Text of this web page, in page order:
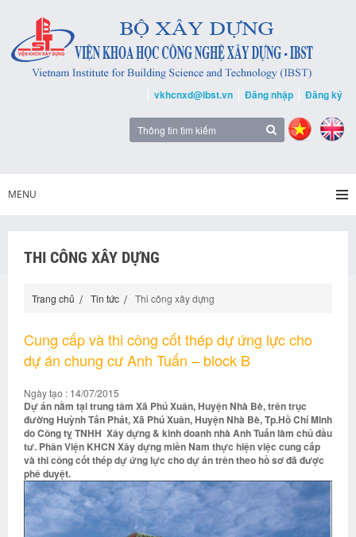
vkhcnxd@ibst.vn Đăng nhập Đăng ký
MENU
THI CÔNG XÂY DỰNG
Trang chủ Tin tức Thi công xây dựng
Cung cấp và thi công cốt thép dự ứng lực cho
dự án chung cư Anh Tuấn – block B
Ngày tạo : 14/07/2015
Dự án nằm tại trung tâm Xã Phú Xuân, Huyện Nhà Bè, trên trục
đường Huỳnh Tấn Phát, Xã Phú Xuân, Huyện Nhà Bè, Tp.Hồ Chí Minh
do Công tỵ TNHH Xây dựng & kinh doanh nhà Anh Tuấn làm chủ đầu
tư. Phân Viện KHCN Xây dựng miền Nam thực hiện việc cung cấp
và thi công cốt thép dự ứng lực cho dự án trên theo hồ sơ đã được
phê duyệt.